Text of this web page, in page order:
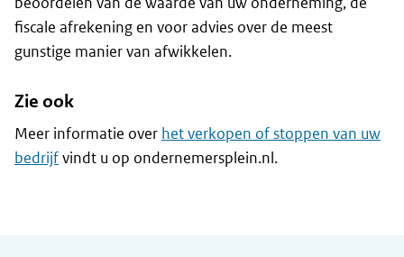
fiscale afrekening en voor advies over de meest
gunstige manier van afwikkelen.
Zie ook
Meer informatie over het verkopen of stoppen van uw
bedrijfvindt u op ondernemersplein.nl.